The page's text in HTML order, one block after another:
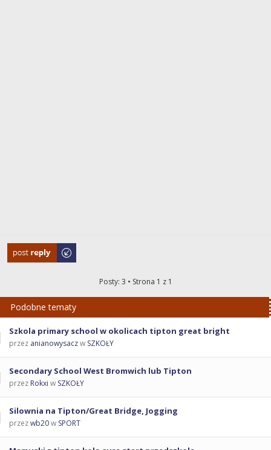
Odpowiedz
Posty: 3 • Strona 1 z 1
Podobne tematy
Szkola primary school w okolicach tipton great bright
przez anianowysaczw SZKOŁY
Secondary School West Bromwich lub Tipton
przez Rokxi w SZKOŁY
Silownia na Tipton/Great Bridge, Jogging
przezwb20w SPORT